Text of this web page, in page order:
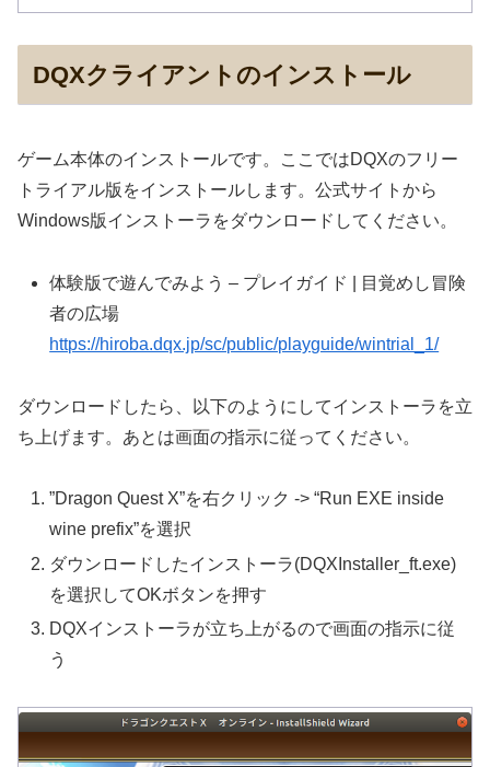
DQXクライアントのインストール
ゲーム本体のインストールです。ここではDQXのフリー
トライアル版をインストールします。公式サイトから
Windows版インストーラをダウンロードしてください。
体験版で遊んでみよう – プレイガイド | 目覚めし冒険
者の広場
https://hiroba.dqx.jp/sc/public/playguide/wintrial_1/
ダウンロードしたら、以下のようにしてインストーラを立
ち上げます。あとは画面の指示に従ってください。
”Dragon Quest X”を右クリック -> “Run EXE inside
wine prefix”を選択
ダウンロードしたインストーラ(DQXInstaller_ft.exe)
を選択してOKボタンを押す
DQXインストーラが立ち上がるので画面の指示に従
う